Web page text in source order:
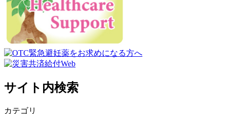
サイト内検索
カテゴリ